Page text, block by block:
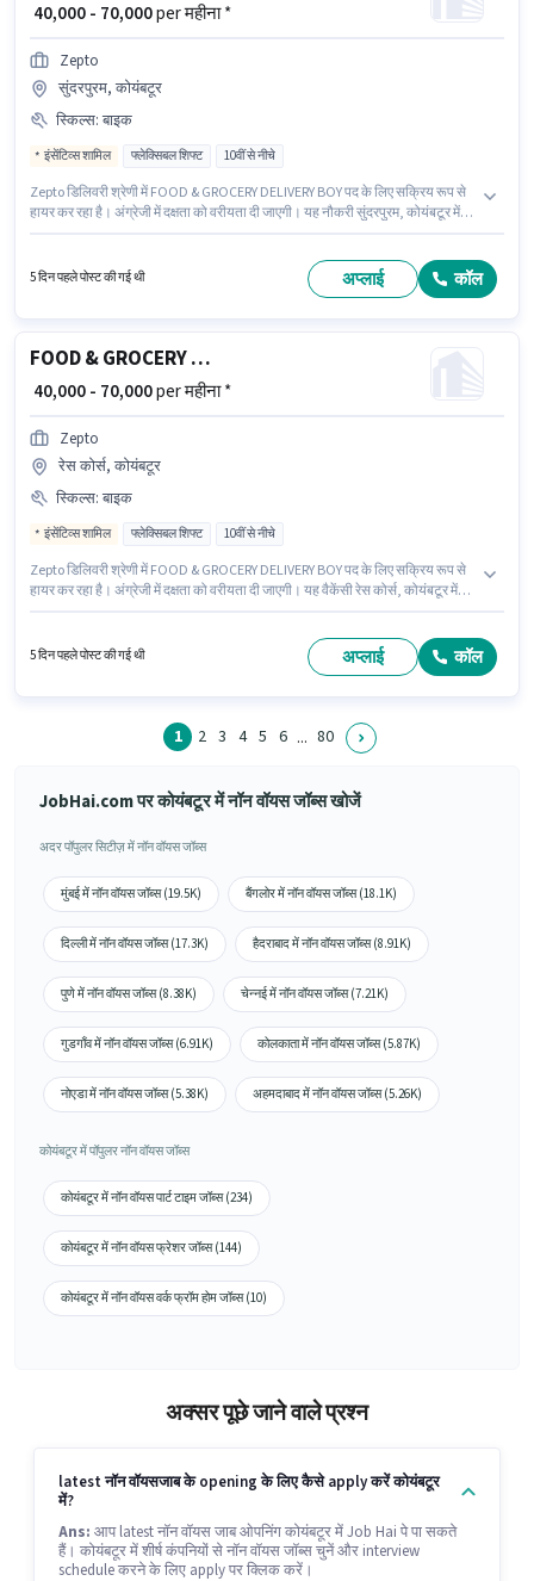
₹ 40,000 - 70,000per महीना *
Zepto
सुंदरपुरम, कोयंबटूर
स्किल्स: बाइक
इंसेंटिव्स शामिल फ्लेक्सिबल शिफ्ट 10वीं से नीचे
Zepto डिलिवरी श्रेणी में FOOD & GROCERY DELIVERY BOY पद के लिए सक्रिय रूप से
हायर कर रहा है। अंग्रेजी में दक्षता को वरीयता दी जाएगी। यह नौकरी सुंदरपुरम, कोयंबटूर में
है।
5 दिन पहले पोस्ट की गई थी अप्लाई कॉल
FOOD & GROCERY DELIVERY BOY
₹ 40,000 - 70,000per महीना *
Zepto
रेस कोर्स, कोयंबटूर
स्किल्स: बाइक
इंसेंटिव्स शामिल फ्लेक्सिबल शिफ्ट 10वीं से नीचे
Zepto डिलिवरी श्रेणी में FOOD & GROCERY DELIVERY BOY पद के लिए सक्रिय रूप से
हायर कर रहा है। अंग्रेजी में दक्षता को वरीयता दी जाएगी। यह वैकेंसी रेस कोर्स, कोयंबटूर में
आवश्यक है।
5 दिन पहले पोस्ट की गई थी अप्लाई कॉल
1 2 3 4 5 6 ... 80
JobHai.com पर कोयंबटूर में नॉन वॉयस जॉब्स खोजें
अदर पॉपुलर सिटीज़ में नॉन वॉयस जॉब्स
मुंबई में नॉन वॉयस जॉब्स (19.5K) बैंगलोर में नॉन वॉयस जॉब्स (18.1K)
दिल्ली में नॉन वॉयस जॉब्स (17.3K) हैदराबाद में नॉन वॉयस जॉब्स (8.91K)
पुणे में नॉन वॉयस जॉब्स (8.38K) चेन्नई में नॉन वॉयस जॉब्स (7.21K)
गुडगाँव में नॉन वॉयस जॉब्स (6.91K) कोलकाता में नॉन वॉयस जॉब्स (5.87K)
नोएडा में नॉन वॉयस जॉब्स (5.38K) अहमदाबाद में नॉन वॉयस जॉब्स (5.26K)
कोयंबटूर में पॉपुलर नॉन वॉयस जॉब्स
कोयंबटूर में नॉन वॉयस पार्ट टाइम जॉब्स (234)
कोयंबटूर में नॉन वॉयस फ्रेशर जॉब्स (144)
कोयंबटूर में नॉन वॉयस वर्क फ्रॉम होम जॉब्स (10)
अक्सर पूछे जाने वाले प्रश्न
latest नॉन वॉयसजाब के opening के लिए कैसे apply करें कोयंबटूर
में?
Ans: आप latest नॉन वॉयस जाब ओपनिंग कोयंबटूर में Job Hai पे पा सकते
हैं। कोयंबटूर में शीर्ष कंपनियों से नॉन वॉयस जॉब्स चुनें और interview
schedule करने के लिए apply पर क्लिक करें।